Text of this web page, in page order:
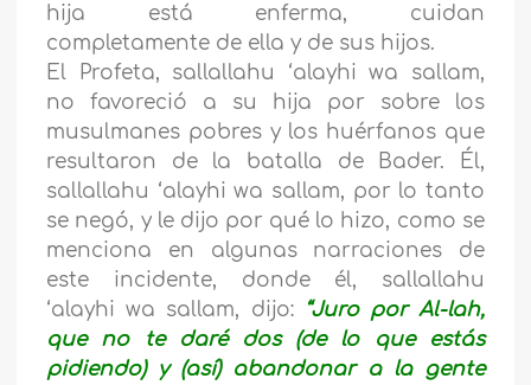
hija está enferma, cuidan
completamente de ella y de sus hijos.
El Profeta, sallallahu ‘alayhi wa sallam,
no favoreció a su hija por sobre los
musulmanes pobres y los huérfanos que
resultaron de la batalla de Bader. Él,
sallallahu ‘alayhi wa sallam, por lo tanto
se negó, y le dijo por qué lo hizo, como se
menciona en algunas narraciones de
este incidente, donde él, sallallahu
‘alayhi wa sallam, dijo:
“Juro por Al-lah,
que no te daré dos (de lo que estás
pidiendo) y (así) abandonar a la gente